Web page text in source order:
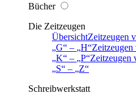
Bücher
Die Zeitzeugen
ÜbersichtZeitzeugen
G
– H Zeitzeugen
K
– P Zeitzeugen
S
–
Z
Schreibwerkstatt